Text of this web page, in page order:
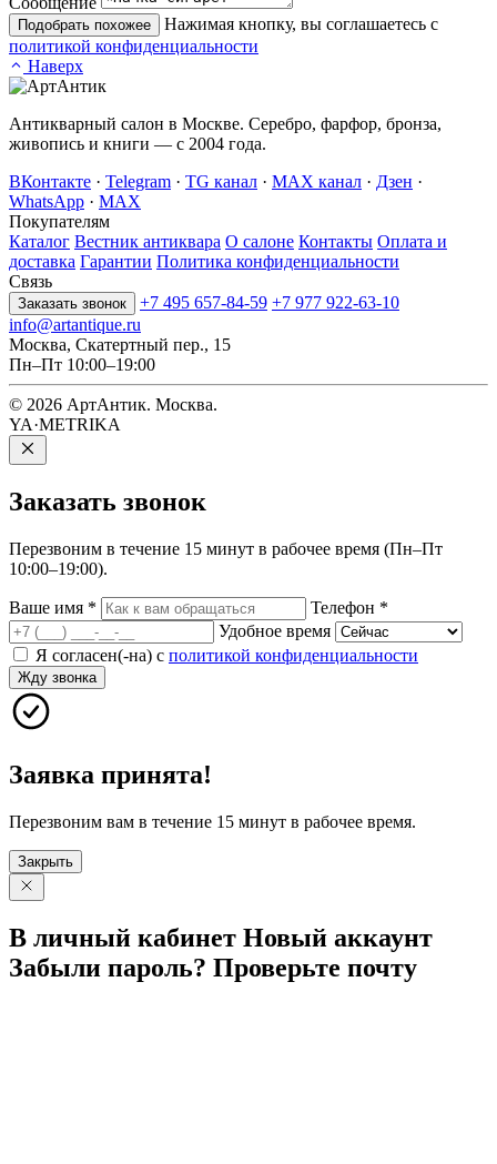
Подобрать похожее
Нажимая кнопку, вы соглашаетесь с
политикой конфиденциальности
Наверх
Антикварный салон в Москве. Серебро, фарфор, бронза,
живопись и книги — с 2004 года.
ВКонтакте · Telegram · TG канал · MAX канал · Дзен ·
WhatsApp · MAX
Покупателям
Каталог Вестник антиквара О салоне Контакты Оплата и
доставка Гарантии Политика конфиденциальности
Связь
Заказать звонок +7 495 657-84-59 +7 977 922-63-10
info@artantique.ru
Москва, Скатертный пер., 15
Пн–Пт 10:00–19:00
© 2026 АртАнтик. Москва.
YA·METRIKA
Заказать звонок
Перезвоним в течение 15 минут в рабочее время (Пн–Пт
10:00–19:00).
Ваше имя * Телефон *
Удобное время
Я согласен(-на) с политикой конфиденциальности
Жду звонка
Заявка принята!
Перезвоним вам в течение 15 минут в рабочее время.
Закрыть
В личный кабинет Новый аккаунт
Забыли пароль? Проверьте почту